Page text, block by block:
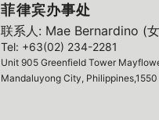
菲律宾办事处
联系人: Mae Bernardino (
Tel: +63(02) 234-2281
Unit 905 Greenfield Tower
Mandaluyong City, Philippines,1550